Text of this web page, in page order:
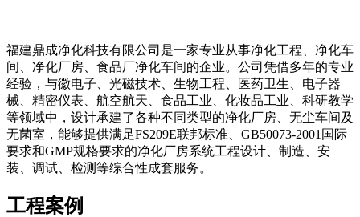
福建鼎成净化科技有限公司是一家专业从事净化工程、净化车
间、净化厂房、食品厂净化车间的企业。公司凭借多年的专业
经验，与徽电子、光磁技术、生物工程、医药卫生、电子器
械、精密仪表、航空航天、食品工业、化妆品工业、科研教学
等领域中，设计承建了各种不同类型的净化厂房、无尘车间及
无菌室，能够提供满足FS209E联邦标准、GB50073-2001国际
要求和GMP规格要求的净化厂房系统工程设计、制造、安
装、调试、检测等综合性成套服务。
工程案例